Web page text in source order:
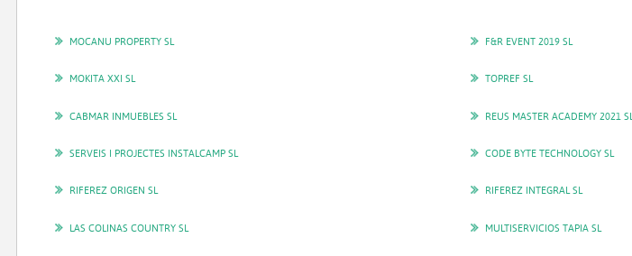
MOCANU PROPERTY SL F&R EVENT 2019 SL
MOKITA XXI SL TOPREF SL
CABMAR INMUEBLES SL REUS MASTER ACADEMY 2021 SL
SERVEIS I PROJECTES INSTALCAMP SL CODE BYTE TECHNOLOGY SL
RIFEREZ ORIGEN SL RIFEREZ INTEGRAL SL
LAS COLINAS COUNTRY SL MULTISERVICIOS TAPIA SL